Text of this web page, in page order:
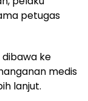
petugas
ke
medis
lanjut.